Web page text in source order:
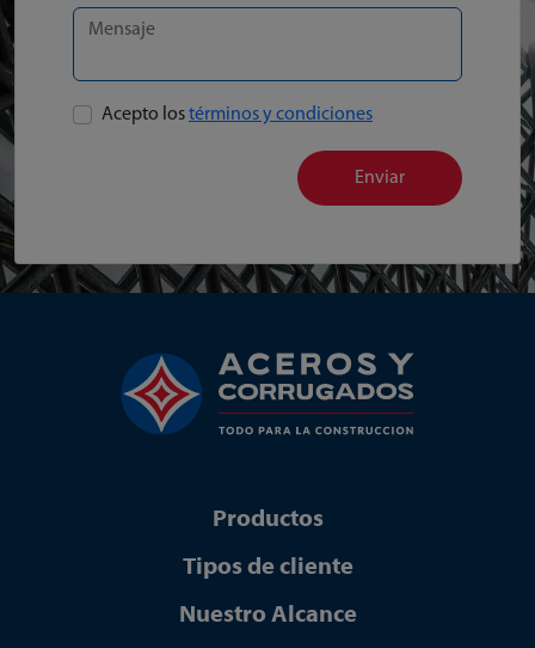
Acepto lostérminos y condiciones
Enviar
Productos
Tipos de cliente
Nuestro Alcance